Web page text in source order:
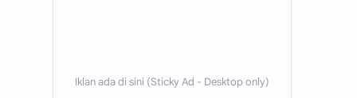
kutai barat lain-lain